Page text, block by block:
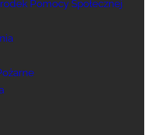
Pomocy Społecznej